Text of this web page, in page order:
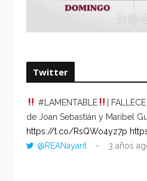
Twitter
#LAMENTABLE
|
de Joan Sebastián y Maribel
https://t.co/RsQWo4yz7p
@REANayarit
3 años